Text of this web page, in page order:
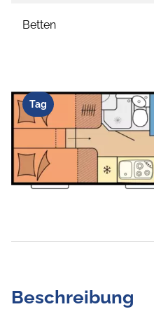
Betten
Tag
Beschreibung